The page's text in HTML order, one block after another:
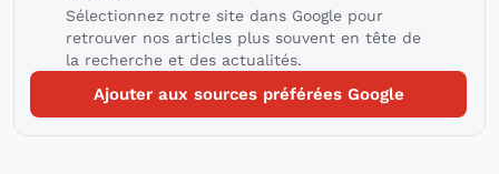
Sélectionnez notre site dans Google pour
retrouver nos articles plus souvent en tête de
la recherche et des actualités.
Ajouter aux sources préférées Google